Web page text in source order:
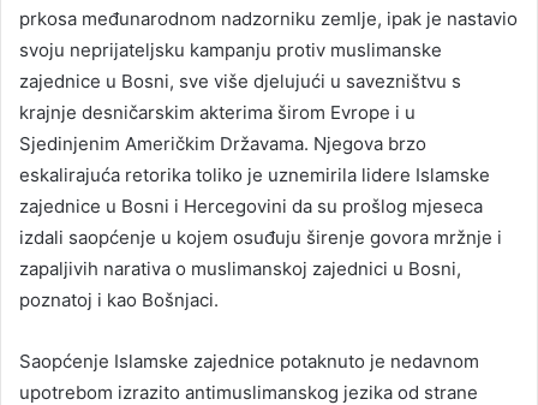
prkosa međunarodnom nadzorniku zemlje, ipak je nastavio
svoju neprijateljsku kampanju protiv muslimanske
zajednice u Bosni, sve više djelujući u savezništvu s
krajnje desničarskim akterima širom Evrope i u
Sjedinjenim Američkim Državama. Njegova brzo
eskalirajuća retorika toliko je uznemirila lidere Islamske
zajednice u Bosni i Hercegovini da su prošlog mjeseca
izdali saopćenje u kojem osuđuju širenje govora mržnje i
zapaljivih narativa o muslimanskoj zajednici u Bosni,
poznatoj i kao Bošnjaci.
Saopćenje Islamske zajednice potaknuto je nedavnom
upotrebom izrazito antimuslimanskog jezika od strane